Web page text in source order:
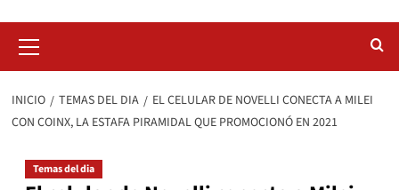
primario
INICIO TEMAS DEL DIA
EL CELULAR DE NOVELLI CONECTA A MILEI
CON COINX, LA ESTAFA PIRAMIDAL QUE PROMOCIONÓ EN 2021
Temas del dia